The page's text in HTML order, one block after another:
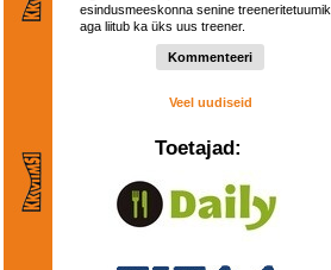
esindusmeeskonna senine treeneritetuumik,
aga liitub ka üks uus treener.
Kommenteeri
Veel uudiseid
Toetajad: